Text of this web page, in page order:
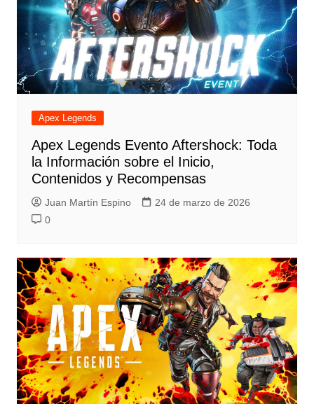
Apex Legends
Apex Legends Evento Aftershock: Toda
la Información sobre el Inicio,
Contenidos y Recompensas
Juan Martín Espino
24 de marzo de 2026
0